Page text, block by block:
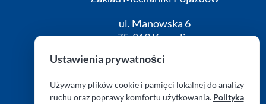
ul. Manowska 6
75-819 Koszalin
zachodniopomorskie
Polska
turboklinika.com.pl
Ustawienia prywatności
Używamy plików cookie i pamięci lokalnej do analizy
ruchu oraz poprawy komfortu użytkowania. Polityka